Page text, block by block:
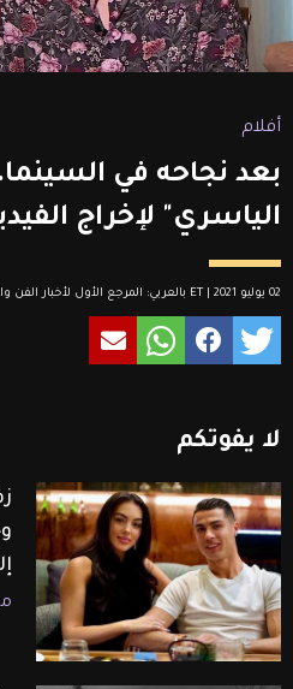
أفلام
بعد نجاحه في
الياسري" لإخراج
02 يوليو 2021 | ET بالعربي: المرجع الأول لأخبار الفن والترفيه في العالم العربي
لا يفوتكم